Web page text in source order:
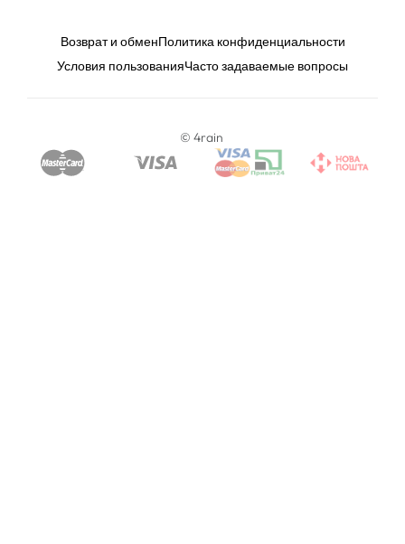
Возврат и обменПолитика конфиденциальности
Условия пользованияЧасто задаваемые вопросы
© 4rain